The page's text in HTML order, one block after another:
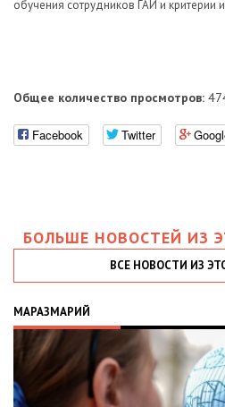
обучения сотрудников ГАИ и критерии
Общее количество просмотров:
Facebook Twitter
БОЛЬШЕ НОВОСТЕЙ ИЗ
ВСЕ НОВОСТИ ИЗ
МАРАЗМАРИЙ